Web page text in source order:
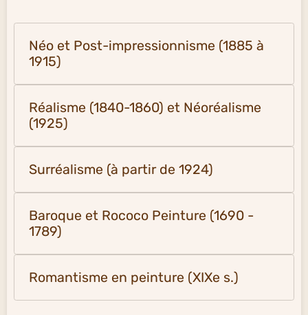
Néo et Post-impressionnisme (1885 à
1915)
Réalisme (1840-1860) et Néoréalisme
(1925)
Surréalisme (à partir de 1924)
Baroque et Rococo Peinture (1690 -
1789)
Romantisme en peinture (XIXe s.)